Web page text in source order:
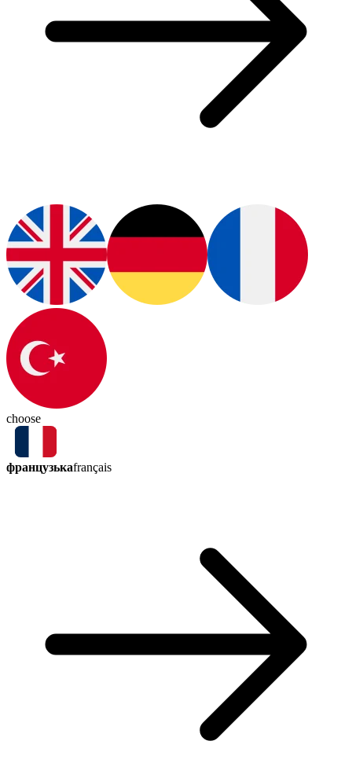
choose
французькаfrançais